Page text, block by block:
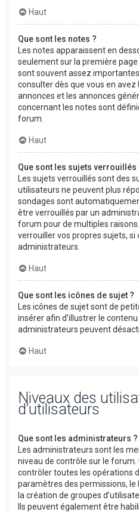
Haut
Que sont les notes ?
Les notes apparaissent en
seulement sur la première
sont souvent assez
consulter dès que vous en
annonces et les annonces
concernant les notes sont
forum.
Haut
Que sont les sujets verrouillés
Les sujets verrouillés sont des
utilisateurs ne peuvent plus
sondages sont
être verrouillés par un
forum pour de multiples
verrouiller vos propres sujets, si
administrateurs.
Haut
Que sont les icônes de sujet ?
Les icônes de sujet sont de
insérer afin d’illustrer le
administrateurs peuvent
Haut
Niveaux des
d’utilisateurs
Que sont les administrateurs ?
Les administrateurs sont les
niveau de contrôle sur le
contrôler toutes les opérations
paramètres des permissions, le
la création de groupes
Ils peuvent également être